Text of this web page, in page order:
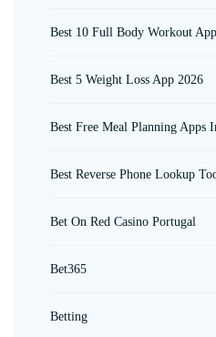
Best 10 Full Body Workout
Best 5 Weight Loss App 2026
Best Free Meal Planning Apps
Best Reverse Phone Lookup
Bet On Red Casino Portugal
Bet365
Betting